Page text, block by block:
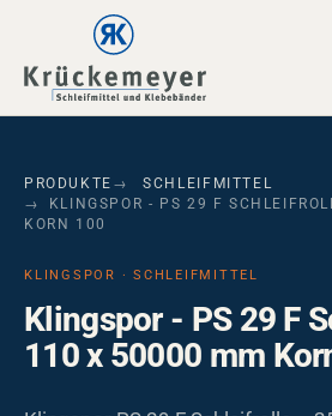
Skip to main navigation
Skip to main content
Skip to page footer
PRODUKTE
SCHLEIFMITTEL
KLINGSPOR - PS 29 F
KORN 100
KLINGSPOR · SCHLEIFMITTEL
Klingspor - PS 29 F
110 x 50000 mm